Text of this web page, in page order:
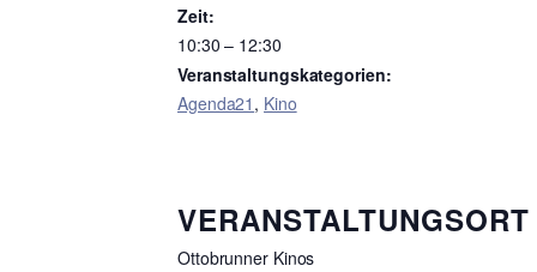
Zeit:
10:30 – 12:30
Veranstaltungskategorien:
Agenda21 , Kino
VERANSTALTUNGSORT
Ottobrunner Kinos